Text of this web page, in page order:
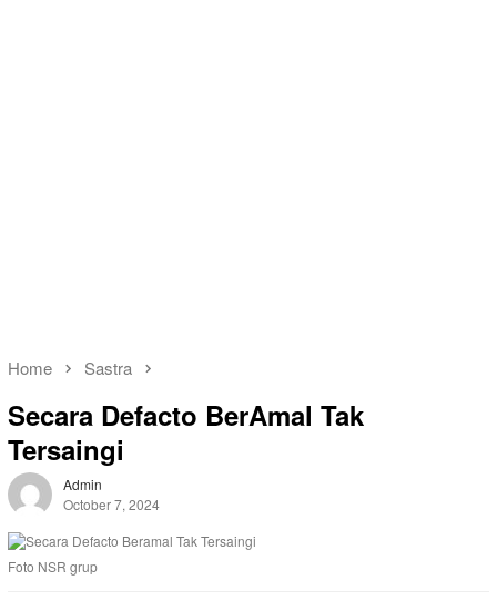
Home Sastra
Secara Defacto BerAmal Tak
Tersaingi
Admin
October 7, 2024
Foto NSR grup